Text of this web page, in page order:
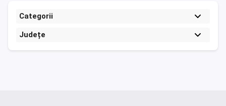
Categorii
Județe